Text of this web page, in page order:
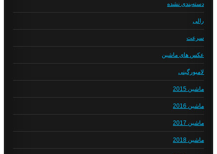
دسته‌بندی نشده
رالی
سرعت
عکس های ماشین
لامبورگینی
ماشین 2015
ماشین 2016
ماشین 2017
ماشین 2018